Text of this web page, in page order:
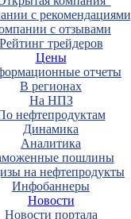
с рекомендациями
с отзывами
Рейтинг трейдеров
Цены
отчеты
В регионах
На НПЗ
нефтепродуктам
Динамика
Аналитика
пошлины
на нефтепродукты
Инфобаннеры
Новости
Новости портала